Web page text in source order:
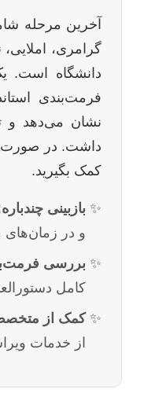
آخرین مرحله
گرامری،
دانشگاه است.
فرمت‌بندی
نشان می‌دهد و
داشت. در صورت
کمک بگیرید.
بازبینی
و در
بررسی
کامل
کمک از
از خدمات